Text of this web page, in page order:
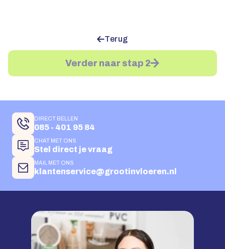
Terug
Verder naar stap 2
DIRECT BELLEN
085 - 401 95 84
CHAT MET ONS
Stel direct je vraag
MAIL MET ONS
klantenservice@grootinvloeren.nl